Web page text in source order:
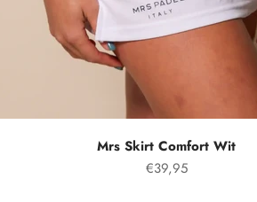
Mrs Skirt Comfort Wit
Prezzo speciale
€39,95